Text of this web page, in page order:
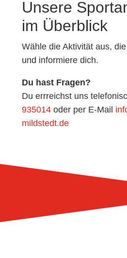
Unsere
im Überblick
Wähle die Aktivität aus,
und informiere dich.
Du hast Fragen?
Du errreichst uns
935014oder per E-Mail
mildstedt.de